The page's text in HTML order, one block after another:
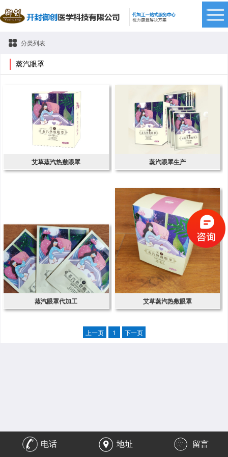
分类列表
蒸汽眼罩
艾草蒸汽热敷眼罩 蒸汽眼罩生产
蒸汽眼罩代加工 艾草蒸汽热敷眼罩
上一页 1 下一页
电话 地址 留言